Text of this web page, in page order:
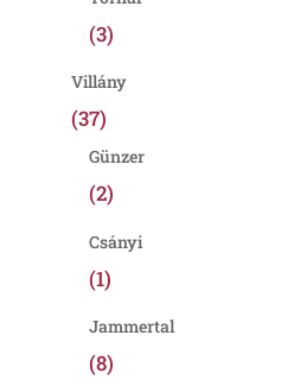
(3)
Villány
(37)
Günzer
(2)
Csányi
(1)
Jammertal
(8)